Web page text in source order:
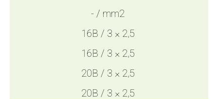
- / mm2
16B / 3 × 2,5
16B / 3 × 2,5
20B / 3 × 2,5
20B / 3 × 2,5